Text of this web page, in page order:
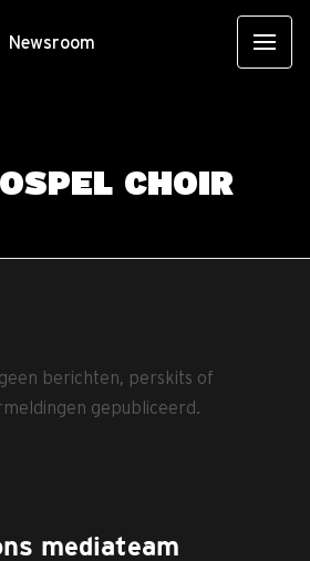
Newsroom
CHOIR
berichten, perskits of
gepubliceerd.
mediateam